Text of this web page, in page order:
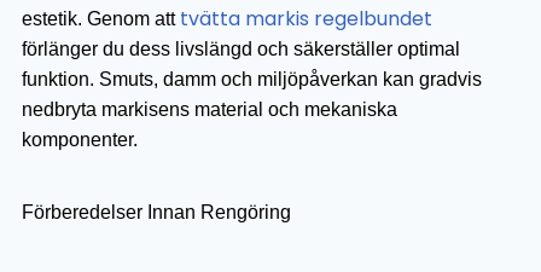
estetik. Genom att tvätta markis regelbundet
förlänger du dess livslängd och säkerställer optimal
funktion. Smuts, damm och miljöpåverkan kan gradvis
nedbryta markisens material och mekaniska
komponenter.
Förberedelser Innan Rengöring